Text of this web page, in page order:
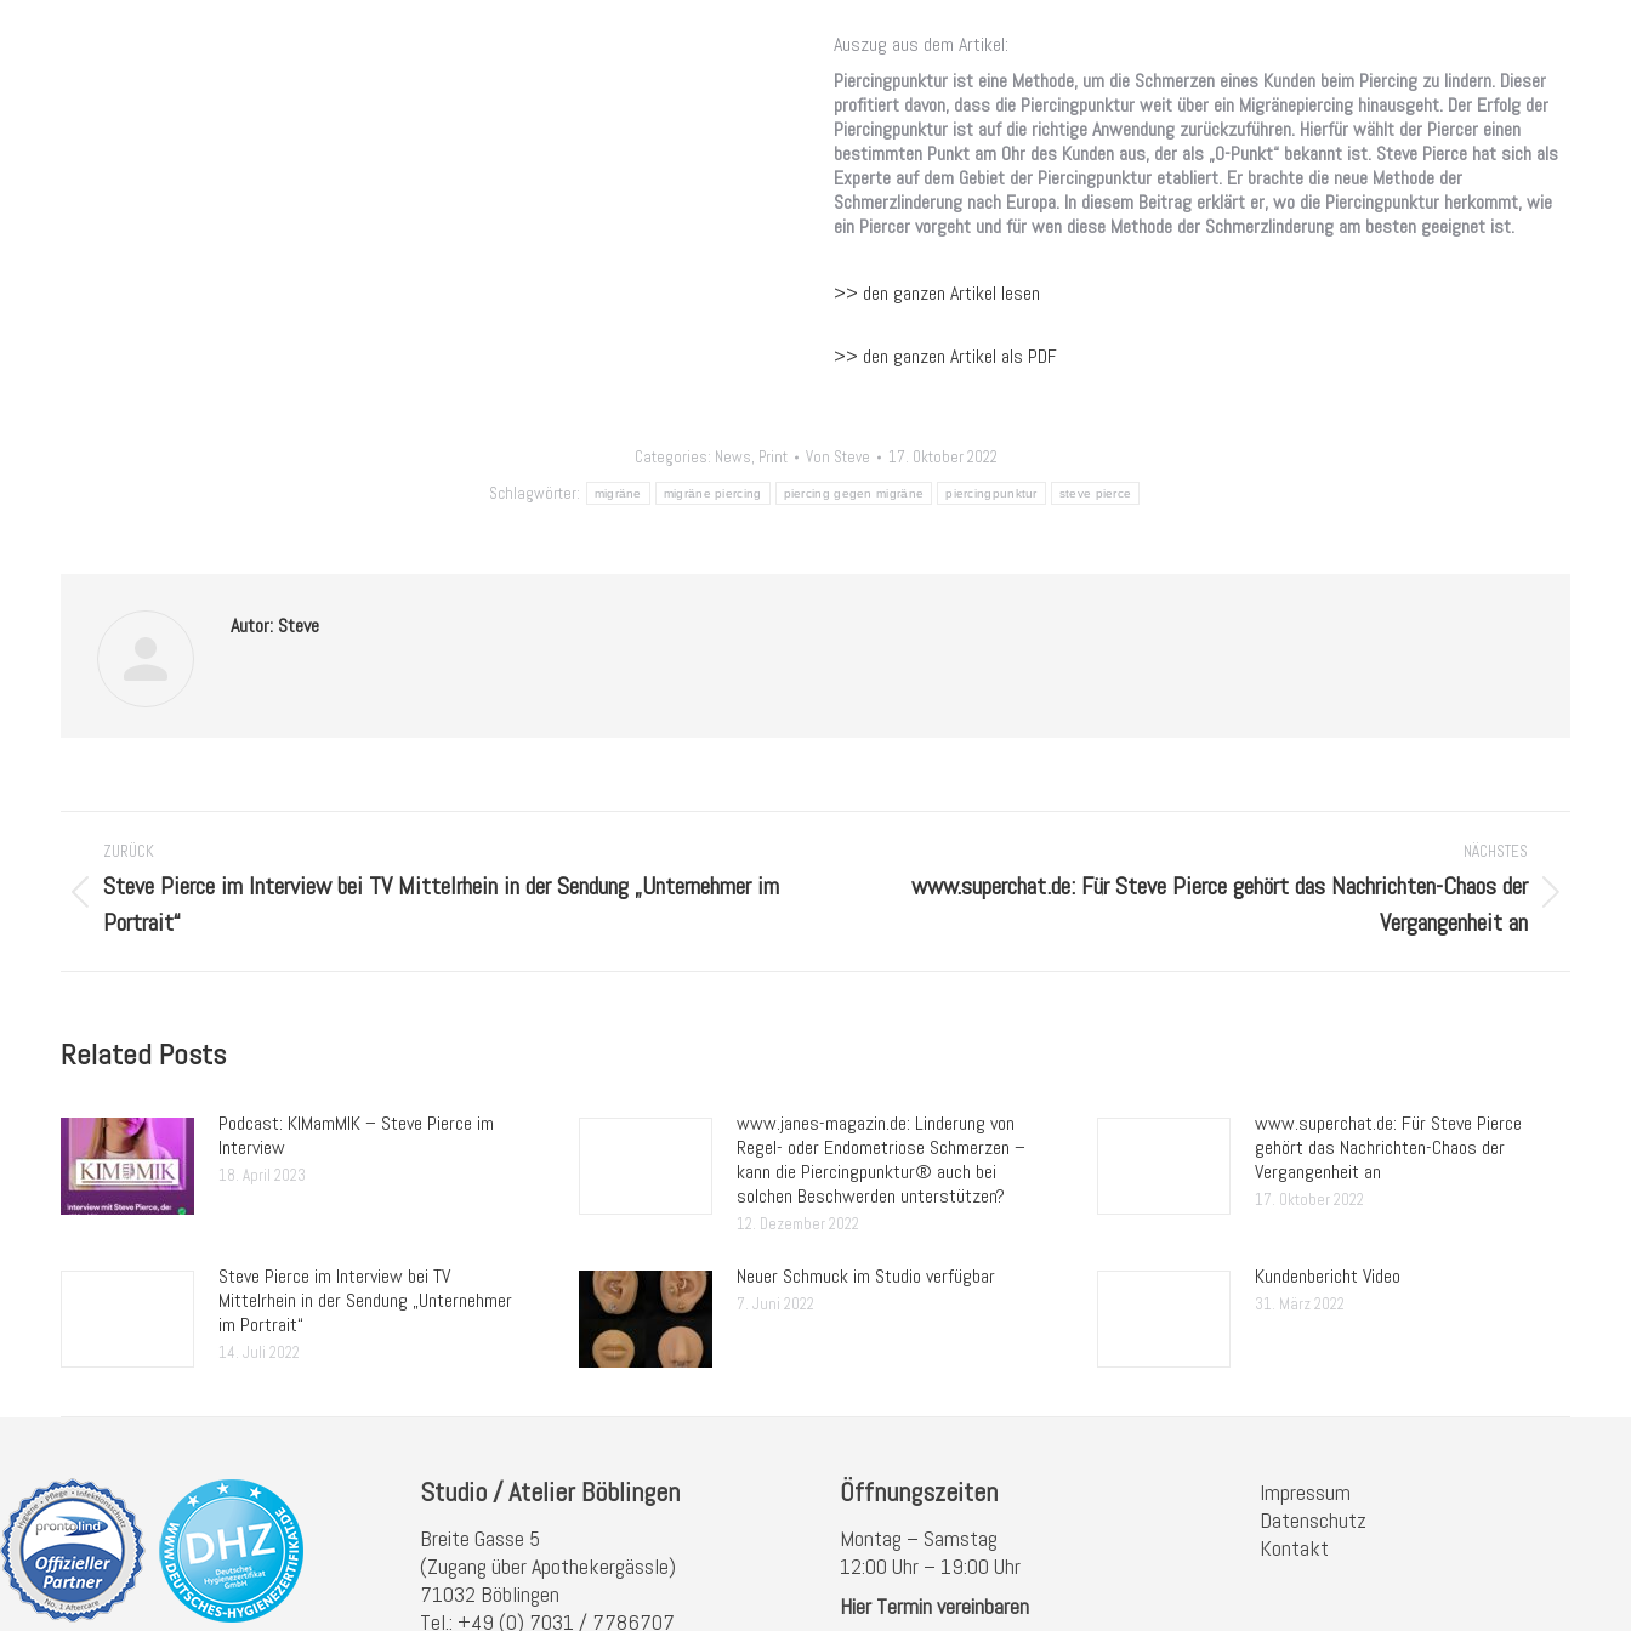
Auszug aus dem Artikel:
Piercingpunktur ist eine Methode, um die Schmerzen eines Kunden beim Piercing zu lindern. Dieser
profitiert davon, dass die Piercingpunktur weit über ein Migränepiercing hinausgeht. Der Erfolg der
Piercingpunktur ist auf die richtige Anwendung zurückzuführen. Hierfür wählt der Piercer einen
bestimmten Punkt am Ohr des Kunden aus, der als „0-Punkt“ bekannt ist. Steve Pierce hat sich als
Experte auf dem Gebiet der Piercingpunktur etabliert. Er brachte die neue Methode der
Schmerzlinderung nach Europa. In diesem Beitrag erklärt er, wo die Piercingpunktur herkommt, wie
ein Piercer vorgeht und für wen diese Methode der Schmerzlinderung am besten geeignet ist.
>> den ganzen Artikel lesen
>> den ganzen Artikel als PDF
Categories: News, Print Von Steve
17. Oktober 2022
Schlagwörter:
migräne migräne piercing piercing gegen migräne piercingpunktur steve pierce
Autor: Steve
Kommentarnavigation
ZURÜCK
Vorheriger
Beitrag:
Steve Pierce im Interview bei TV Mittelrhein in der Sendung „Unternehmer im
Portrait“
NÄCHSTES
Nächsterwww.superchat.de: Für Steve Pierce gehört das Nachrichten-Chaos der
Vergangenheit an
Related Posts
Podcast: KIMamMIK – Steve Pierce im
Interview
18. April 2023
www.janes-magazin.de: Linderung von
Regel- oder Endometriose Schmerzen –
kann die Piercingpunktur® auch bei
solchen Beschwerden unterstützen?
12. Dezember 2022
www.superchat.de: Für Steve Pierce
gehört das Nachrichten-Chaos der
Vergangenheit an
17. Oktober 2022
Steve Pierce im Interview bei TV
Mittelrhein in der Sendung „Unternehmer
im Portrait“
14. Juli 2022
Neuer Schmuck im Studio verfügbar
7. Juni 2022
Kundenbericht Video
31. März 2022
Studio / Atelier Böblingen
Breite Gasse 5
(Zugang über Apothekergässle)
71032 Böblingen
Tel.: +49 (0) 7031 / 7786707
Öffnungszeiten
Montag – Samstag
12:00 Uhr – 19:00 Uhr
Hier Termin vereinbaren
Impressum
Datenschutz
Kontakt